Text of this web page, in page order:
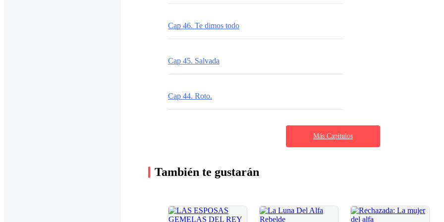
Cap 46. Te dimos todo
Cap 45. Salvada
Cap 44. Roto.
Más Capítulos
También te gustarán